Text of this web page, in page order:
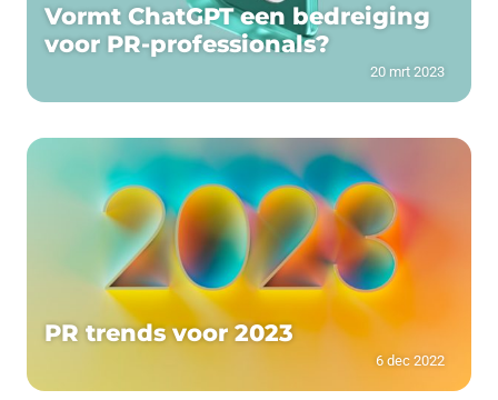
Vormt ChatGPT een bedreiging
voor PR-professionals?
20 mrt 2023
PR trends voor 2023
6 dec 2022